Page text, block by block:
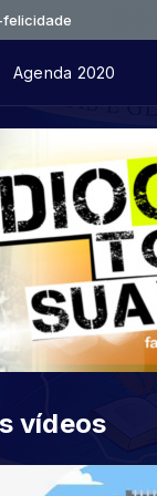
Agenda 2020
vídeos